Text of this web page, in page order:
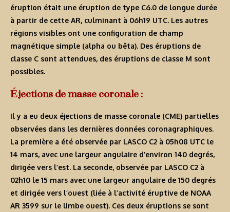
éruption était une éruption de type C6.0 de longue durée
à partir de cette AR, culminant à 06h19 UTC. Les autres
régions visibles ont une configuration de champ
magnétique simple (alpha ou bêta). Des éruptions de
classe C sont attendues, des éruptions de classe M sont
possibles.
Éjections de masse coronale :
Il y a eu deux éjections de masse coronale (CME) partielles
observées dans les dernières données coronagraphiques.
La première a été observée par LASCO C2 à 05h08 UTC le
14 mars, avec une largeur angulaire d’environ 140 degrés,
dirigée vers l’est. La seconde, observée par LASCO C2 à
02h10 le 15 mars avec une largeur angulaire de 150 degrés
et dirigée vers l’ouest (liée à l’activité éruptive de NOAA
AR 3599 sur le limbe ouest). Ces deux éruptions se sont